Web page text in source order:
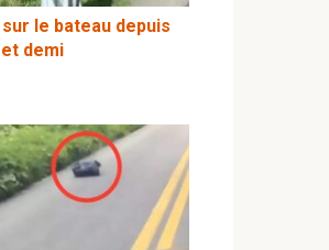
le bateau depuis
demi